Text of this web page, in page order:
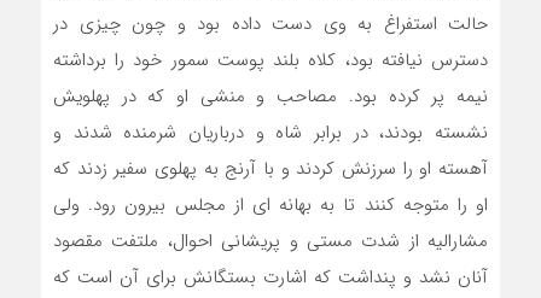
حالت استفراغ به وی دست داده بود و چون چیزی در
دسترس نیافته بود، کلاه بلند پوست سمور خود را برداشته
نیمه پر کرده بود. مصاحب و منشی او که در پهلویش
نشسته بودند، در برابر شاه و درباریان شرمنده شدند و
آهسته او را سرزنش کردند و با آرنج به پهلوی سفیر زدند که
او را متوجه کنند تا به بهانه ای از مجلس بیرون رود. ولی
مشارالیه از شدت مستی و پریشانی احوال، ملتفت مقصود
آنان نشد و پنداشت که اشارت بستگانش برای آن است که